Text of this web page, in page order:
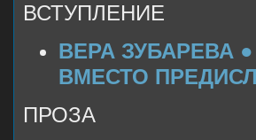
ВСТУПЛЕНИЕ
ВЕРА ЗУБАРЕВА
ВМЕСТО
ПРОЗА